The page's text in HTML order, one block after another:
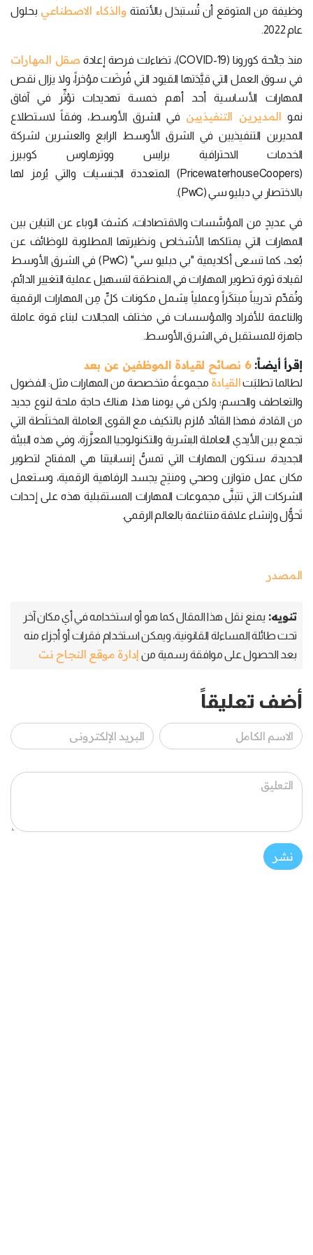
وظيفة من المتوقع أن تُستبدَل بالأتمتة والذكاء الاصطناعي بحلول
عام 2022.
منذ جائحة كورونا (COVID-19)، تضاءلت فرصة إعادة صقل المهارات
في سوق العمل التي قيَّدَتها القيود التي فُرضَت مؤخراً، ولا يزال نقص
المهارات الأساسية أحد أهم خمسة تهديدات تؤثِّر في آفاق
نمو المديرين التنفيذيين في الشرق الأوسط، وفقاً لاستطلاع
المديرين التنفيذيين في الشرق الأوسط الرابع والعشرين لشركة
الخدمات الاحترافية برايس ووترهاوس كوبيرز
(PricewaterhouseCoopers) المتعددة الجنسيات والتي يُرمز لها
بالاختصار بي دبليو سي (PwC).
في عديدٍ من المؤسَّسات والاقتصادات، كشفَ الوباء عن التباين بين
المهارات التي يمتلكها الأشخاص ونظيرتها المطلوبة للوظائف عن
بُعد، كما تسعى أكاديمية "بي دبليو سي" (PwC) في الشرق الأوسط
لقيادة ثورة تطوير المهارات في المنطقة لتسهيل عملية التغيير الدائم،
وتُقدِّم تدريباً مبتكَراً وعملياً يشمل مكونات كلٍّ مِن المهارات الرقمية
والناعمة للأفراد والمؤسسات في مختلف المجالات لبناء قوة عاملة
جاهزة للمستقبل في الشرق الأوسط.
إقرأ أيضاً:6 نصائح لقيادة الموظفين عن بعد
لطالما تطلبَتالقيادة مجموعةً متخصصة من المهارات مثل: الفضول
والتعاطف والحسم؛ ولكن في يومنا هذا، هناك حاجة ملحة لنوع جديد
من القادة، فهذا القائد مُلزم بالتكيف مع القوى العاملة المختلَطة التي
تجمع بين الأيدي العاملة البشرية والتكنولوجيا المعزَّزة، وفي هذه البيئة
الجديدة، ستكون المهارات التي تمسُّ إنسانيتنا هي المفتاح لتطوير
مكان عمل متوازن وصحي ومنتِج يجسد الرفاهية الرقمية، وستعمل
الشركات التي تتبنَّى مجموعات المهارات المستقبلية هذه على إحداث
تَحوُّل وإنشاء علاقة متناغمة بالعالم الرقمي.
المصدر
تنويه: يمنع نقل هذا المقال كما هو أو استخدامه في أي مكان آخر
تحت طائلة المساءلة القانونية، ويمكن استخدام فقرات أو أجزاء منه
بعد الحصول على موافقة رسمية من إدارة موقع النجاح نت
أضف تعليقاً
نشر